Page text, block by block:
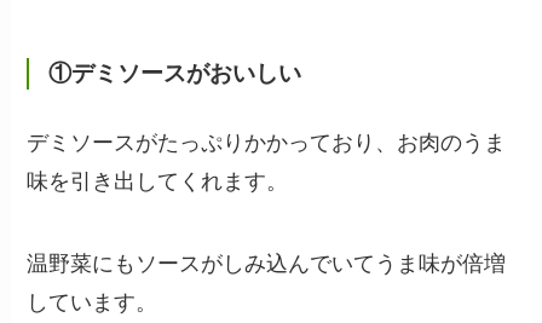
①デミソースがおいしい
デミソースがたっぷりかかっており、お肉のうま
味を引き出してくれます。
温野菜にもソースがしみ込んでいてうま味が倍増
しています。